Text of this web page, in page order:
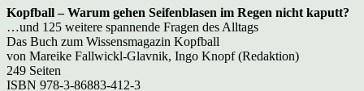
Kopfball – Warum gehen Seifenblasen im Regen nicht kaputt?
…und 125 weitere spannende Fragen des Alltags
Das Buch zum Wissensmagazin Kopfball
von Mareike Fallwickl-Glavnik, Ingo Knopf (Redaktion)
249 Seiten
ISBN 978-3-86883-412-3